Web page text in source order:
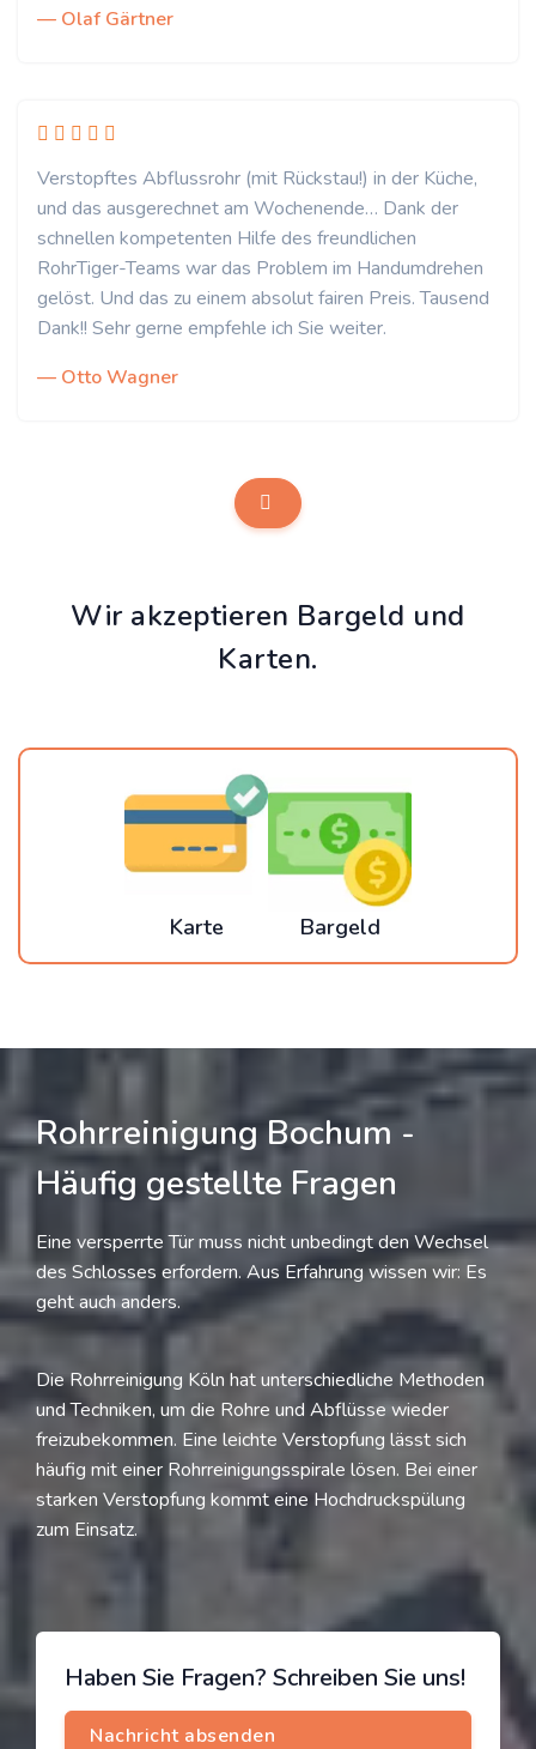
— Olaf Gärtner
Verstopftes Abflussrohr (mit Rückstau!) in der Küche,
und das ausgerechnet am Wochenende… Dank der
schnellen kompetenten Hilfe des freundlichen
RohrTiger-Teams war das Problem im Handumdrehen
gelöst. Und das zu einem absolut fairen Preis. Tausend
Dank!! Sehr gerne empfehle ich Sie weiter.
— Otto Wagner
Wir akzeptieren Bargeld und
Karten.
Karte Bargeld
Rohrreinigung Bochum -
Häufig gestellte Fragen
Eine versperrte Tür muss nicht unbedingt den Wechsel
des Schlosses erfordern. Aus Erfahrung wissen wir: Es
geht auch anders.
Die Rohrreinigung Köln hat unterschiedliche Methoden
und Techniken, um die Rohre und Abflüsse wieder
freizubekommen. Eine leichte Verstopfung lässt sich
häufig mit einer Rohrreinigungsspirale lösen. Bei einer
starken Verstopfung kommt eine Hochdruckspülung
zum Einsatz.
Haben Sie Fragen? Schreiben Sie uns!